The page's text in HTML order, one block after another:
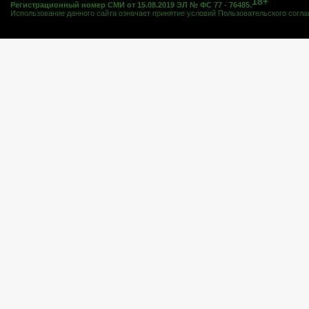
Регистрационный номер СМИ от 15.08.2019 ЭЛ № ФС 77 - 76485.
Использование данного сайта означает принятие условий Пользовательского